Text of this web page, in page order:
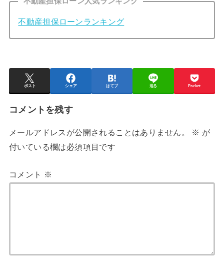
不動産担保ローンランキング
ポスト シェア はてブ 送る Pocket
コメントを残す
メールアドレスが公開されることはありません。 ※ が
付いている欄は必須項目です
コメント ※